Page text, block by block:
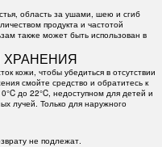
область за ушами, шею и сгиб
продукта и частотой
также может быть использован в
кожи, чтобы убедиться в отсутствии
смойте средство и обратитесь к
до 22°C, недоступном для детей и
лучей. Только для наружного
не подлежат.